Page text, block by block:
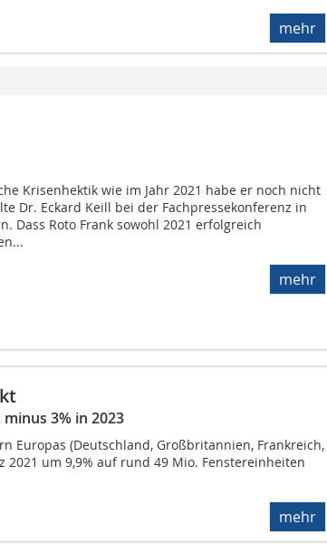
mehr
Krisenhektik wie im Jahr 2021 habe er noch nicht
Dr. Eckard Keill bei der Fachpressekonferenz in
Dass Roto Frank sowohl 2021 erfolgreich
mehr
3% in 2023
Europas (Deutschland, Großbritannien, Frankreich,
2021 um 9,9% auf rund 49 Mio. Fenstereinheiten
mehr